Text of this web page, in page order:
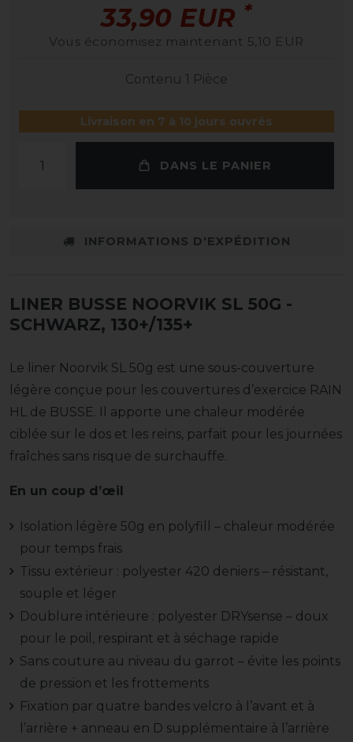
33,90 EUR *
Vous économisez maintenant 5,10 EUR
Contenu 1 Pièce
Livraison en 7 à 10 jours ouvrés
DANS LE PANIER
INFORMATIONS D'EXPÉDITION
LINER BUSSE NOORVIK SL 50G -
SCHWARZ, 130+/135+
Le liner Noorvik SL 50g est une sous-couverture
légère conçue pour les couvertures d’exercice RAIN
HL de BUSSE. Il apporte une chaleur modérée
ciblée sur le dos et les reins, parfait pour les journées
fraîches sans risque de surchauffe.
En un coup d’œil
Isolation légère 50g en polyfill – chaleur modérée
pour temps frais
Tissu extérieur : polyester 420 deniers – résistant,
souple et léger
Doublure intérieure : polyester DRYsense – doux
pour le poil, respirant et à séchage rapide
Sans couture au niveau du garrot – évite les points
de pression et les frottements
Fixation par quatre bandes velcro à l’avant et à
l’arrière + anneau en D supplémentaire à l’arrière